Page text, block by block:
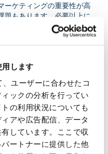
します
ユーザーに合わせたコ
ックの分析を行ってい
の利用状況についても
アや広告配信、データ
しています。ここで収
ートナーに提供した他
ーケティングの重要性が高
題もあります。必要以上に
が営業活動の役に立ってい
のです。そうならないため
や関心を深く理解する必要
ングと営業両方のパフォ
に相手の立場に立ち、互
の施策が実施されているこ